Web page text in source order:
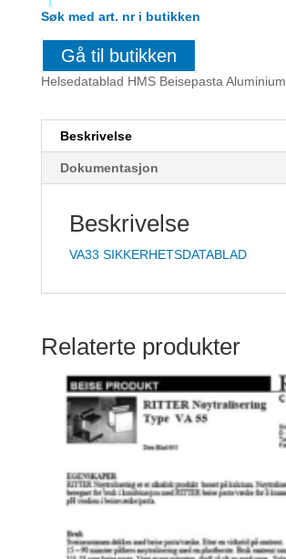
Søk med art. nr i butikken
Gå til butikken
Helsedatablad HMS Beisepasta Aluminium
Beskrivelse
Dokumentasjon
Beskrivelse
VA33 SIKKERHETSDATABLAD
Relaterte produkter